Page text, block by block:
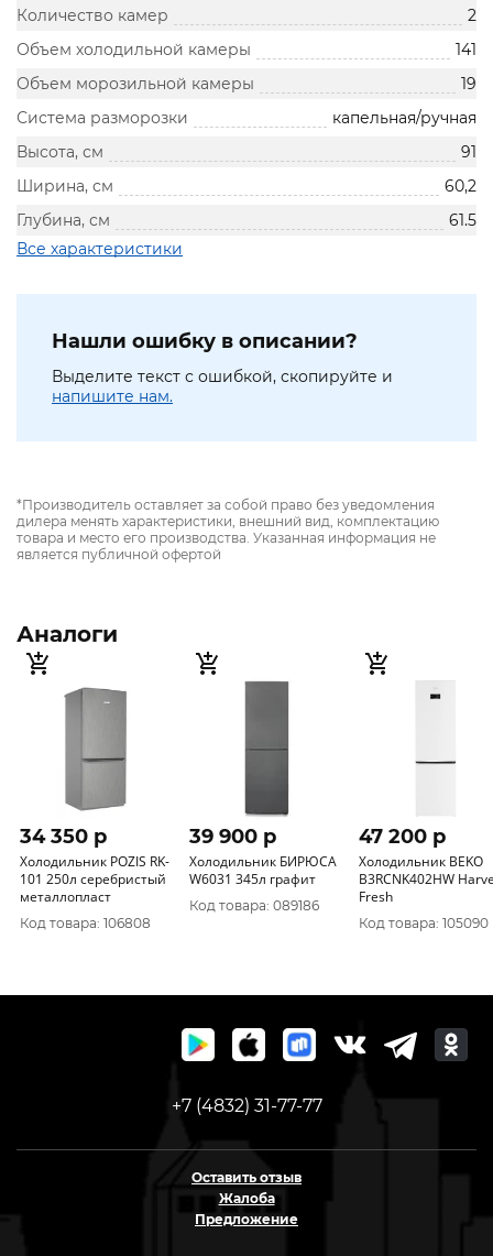
Количество камер
2
Объем холодильной камеры
141
Объем морозильной камеры
19
Система разморозки
капельная/ручная
Высота, см
91
Ширина, см
60,2
Глубина, см
61.5
Все характеристики
Нашли ошибку в описании?
Выделите текст с ошибкой, скопируйте и
напишите нам.
*Производитель оставляет за собой право без уведомления
дилера менять характеристики, внешний вид, комплектацию
товара и место его производства. Указанная информация не
является публичной офертой
Аналоги
34 350 p
Холодильник POZIS RK-
101 250л серебристый
металлопласт
Код товара: 106808
39 900 p
Холодильник БИРЮСА
W6031 345л графит
Код товара: 089186
47 200 p
Холодильник BEKO
B3RCNK402HW
Fresh
Код товара: 105090
+7 (4832) 31-77-77
Оставить отзыв
Жалоба
Предложение